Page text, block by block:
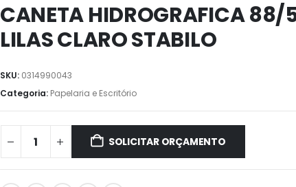
CANETA HIDROGRAFICA
LILAS CLARO STABILO
SKU: 0314990043
Categoria: Papelaria e Escritório
SOLICITAR ORÇAMENTO